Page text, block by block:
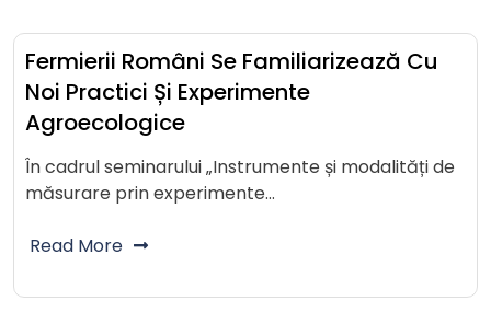
Fermierii Români Se Familiarizează Cu
Noi Practici Și Experimente
Agroecologice
În cadrul seminarului „Instrumente și modalități de
măsurare prin experimente…
Read More